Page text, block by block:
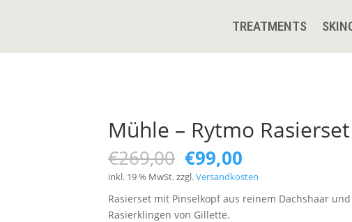
TREATMENTS
Mühle – Rytmo Rasierset
€269,00 Ursprünglicher
Preis
war:
€269,00
€99,00
Preis
ist:
€99,00.
inkl. 19 % MwSt.zzgl.Versandkosten
Rasierset mit Pinselkopf aus reinem Dachshaar und
Rasierklingen von Gillette.